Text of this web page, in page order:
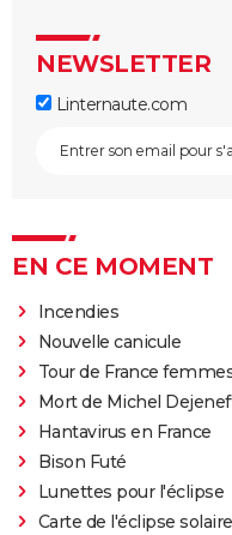
NEWSLETTER
Linternaute.com
EN CE MOMENT
Incendies
Nouvelle canicule
Tour de France
Mort de Michel
Hantavirus en France
Bison Futé
Lunettes pour l'éclipse
Carte de l'éclipse